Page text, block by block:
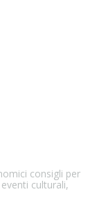
consigli per
culturali,